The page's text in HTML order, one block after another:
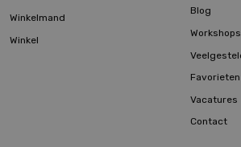
Winkelmand
Winkel
Blog
Workshops
Favorieten
Vacatures
Contact